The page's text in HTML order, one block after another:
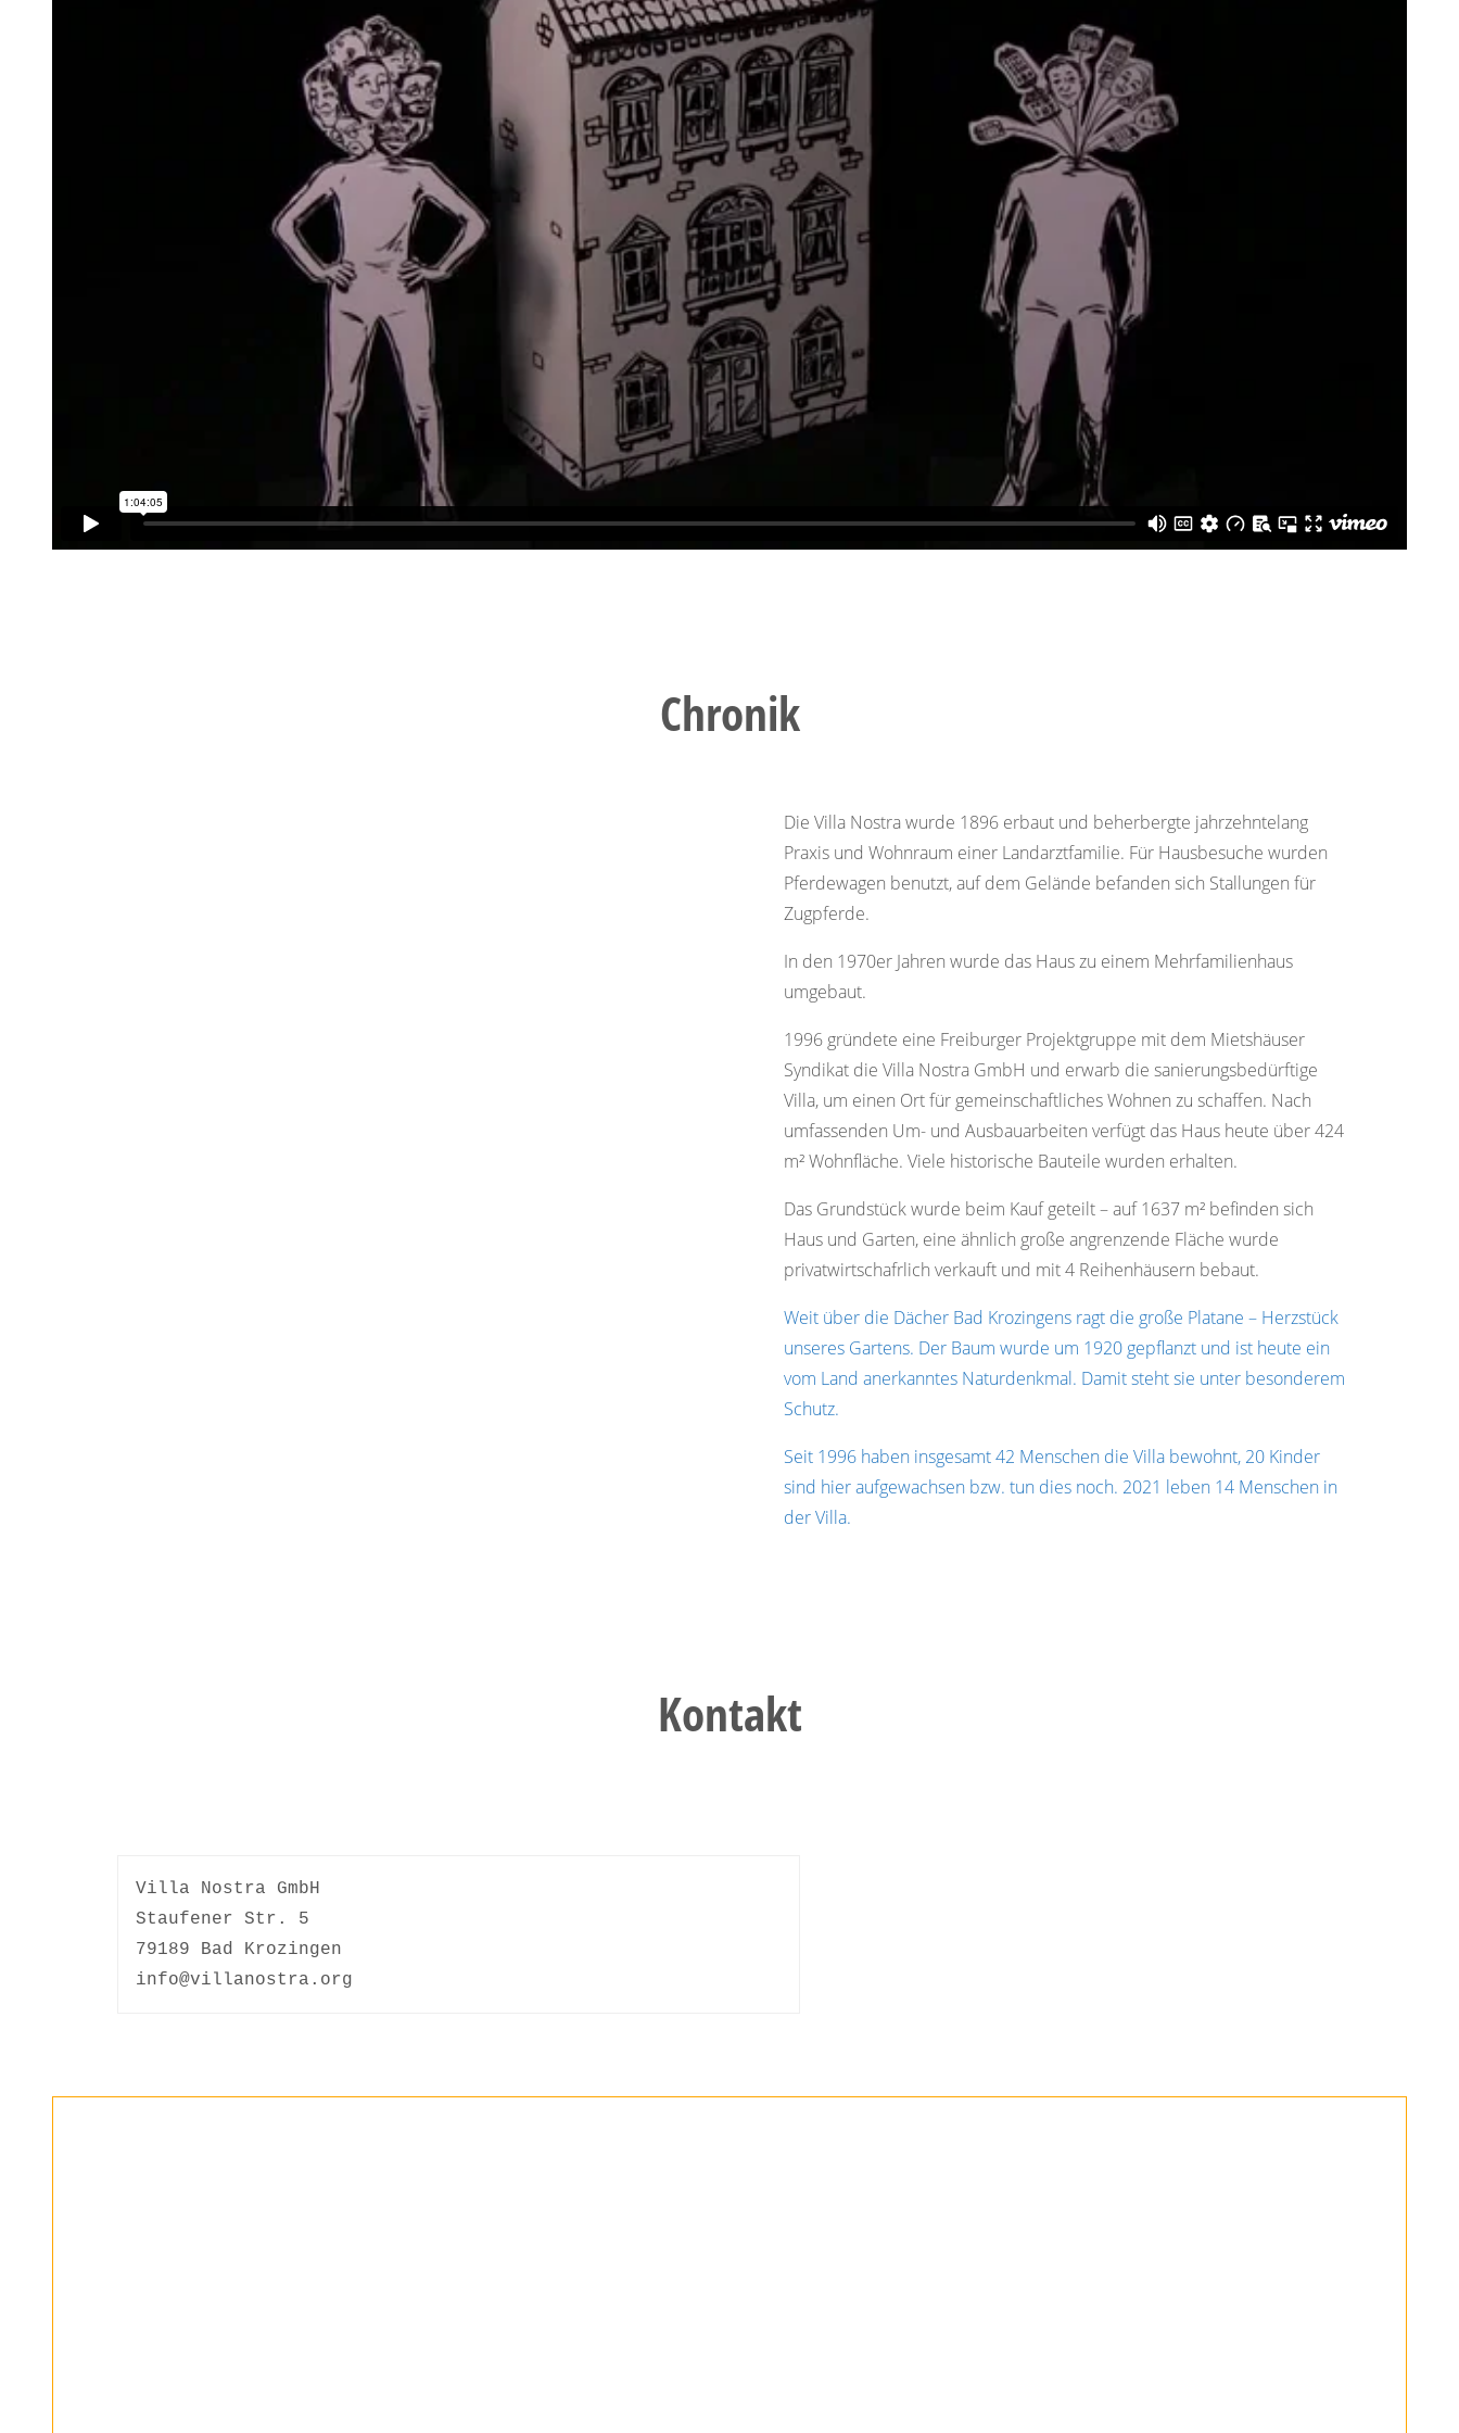
Chronik
Die Villa Nostra wurde 1896 erbaut und beherbergte jahrzehntelang
Praxis und Wohnraum einer Landarztfamilie. Für Hausbesuche wurden
Pferdewagen benutzt, auf dem Gelände befanden sich Stallungen für
Zugpferde.
In den 1970er Jahren wurde das Haus zu einem Mehrfamilienhaus
umgebaut.
1996 gründete eine Freiburger Projektgruppe mit dem Mietshäuser
Syndikat die Villa Nostra GmbH und erwarb die sanierungsbedürftige
Villa, um einen Ort für gemeinschaftliches Wohnen zu schaffen. Nach
umfassenden Um- und Ausbauarbeiten verfügt das Haus heute über 424
m² Wohnfläche. Viele historische Bauteile wurden erhalten.
Das Grundstück wurde beim Kauf geteilt – auf 1637 m² befinden sich
Haus und Garten, eine ähnlich große angrenzende Fläche wurde
privatwirtschafrlich verkauft und mit 4 Reihenhäusern bebaut.
Weit über die Dächer Bad Krozingens ragt die große Platane – Herzstück
unseres Gartens. Der Baum wurde um 1920 gepflanzt und ist heute ein
vom Land anerkanntes Naturdenkmal. Damit steht sie unter besonderem
Schutz.
Seit 1996 haben insgesamt 42 Menschen die Villa bewohnt, 20 Kinder
sind hier aufgewachsen bzw. tun dies noch. 2021 leben 14 Menschen in
der Villa.
Kontakt
Villa Nostra GmbH
Staufener Str. 5
79189 Bad Krozingen
info@villanostra.org